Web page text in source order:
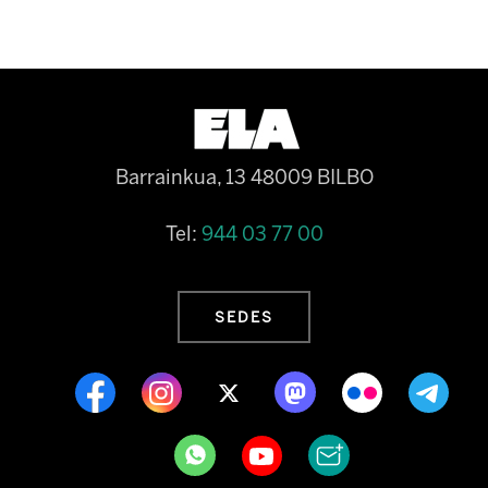
Barrainkua, 13 48009 BILBO
Tel: 944 03 77 00
SEDES